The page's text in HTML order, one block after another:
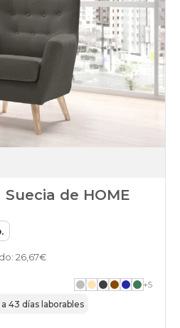
de HOME
26,67€
+5
43 días laborables